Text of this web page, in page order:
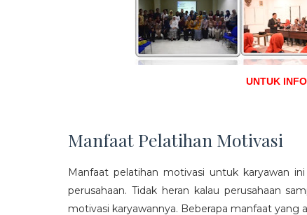
UNTUK
Manfaat Pelatihan Motivasi
Manfaat pelatihan motivasi untuk karyawan
perusahaan. Tidak heran kalau perusahaan
motivasi karyawannya. Beberapa manfaat yang